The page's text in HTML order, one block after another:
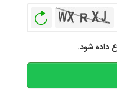
داده شود.